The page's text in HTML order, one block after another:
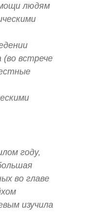
людям
(во встрече
году,
во главе
изучила